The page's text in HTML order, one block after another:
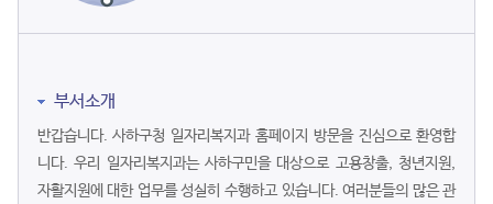
부서소개
반갑습니다. 사하구청 일자리복지과 홈페이지 방문을 진심으로 환영합
니다. 우리 일자리복지과는 사하구민을 대상으로 고용창출, 청년지원,
자활지원에 대한 업무를 성실히 수행하고 있습니다. 여러분들의 많은 관